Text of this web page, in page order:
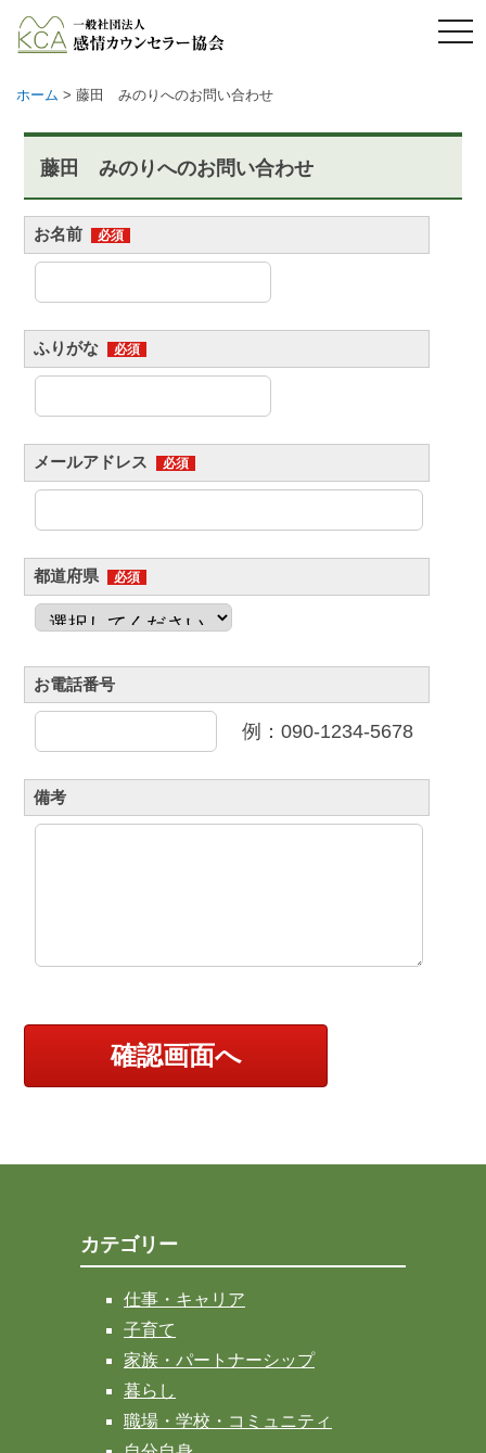
メ
ニ
ホーム > 藤田 みのりへのお問い合わせ
藤田 みのりへのお問い合わせ
お名前 必須
ふりがな 必須
メールアドレス 必須
都道府県 必須
お電話番号
例：090-1234-5678
備考
カテゴリー
仕事・キャリア
子育て
家族・パートナーシップ
暮らし
職場・学校・コミュニティ